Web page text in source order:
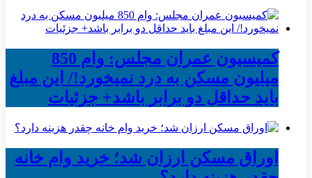
کمیسیون عمران مجلس: وام 850
میلیون مسکن به درد نمیخورد!/ این مبلغ
باید حداقل دو برابر باشد+ جزئیات
اوراق مسکن ارزان شد؛ خرید وام خانه